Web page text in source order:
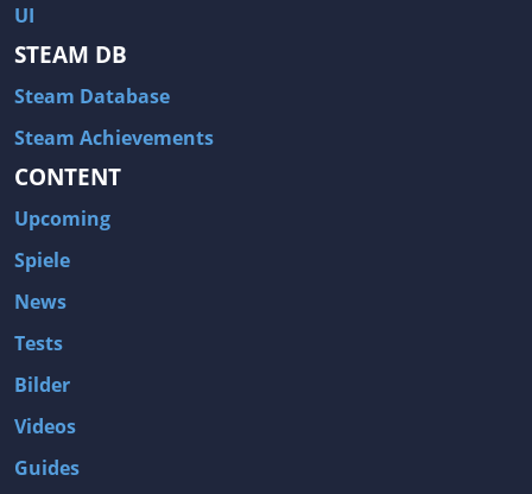
UI
STEAM DB
Steam Database
Steam Achievements
CONTENT
Upcoming
Spiele
News
Tests
Bilder
Videos
Guides